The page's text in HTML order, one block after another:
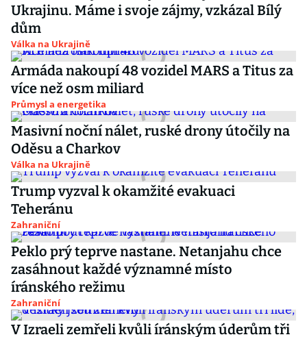
Ukrajinu. Máme i svoje zájmy, vzkázal Bílý
dům
Válka na Ukrajině
Armáda nakoupí 48 vozidel MARS a Titus za
více než osm miliard
Průmysl a energetika
Masivní noční nálet, ruské drony útočily na
Oděsu a Charkov
Válka na Ukrajině
Trump vyzval k okamžité evakuaci
Teheránu
Zahraniční
Peklo prý teprve nastane. Netanjahu chce
zasáhnout každé významné místo
íránského režimu
Zahraniční
V Izraeli zemřeli kvůli íránským úderům tři